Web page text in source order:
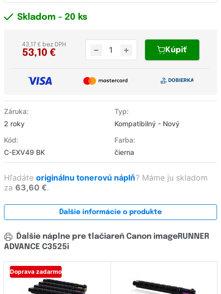
Záruka:
2 roky
Typ:
Kompatibilný - Nový
Kód:
C-EXV49 BK
Farba:
čierna
Skladom - 20 ks
53,10 €
43,17 € bez DPH
Kúpiť
Hľadáte originálnu tonerovú náplň? Máme ju skladom
za 63,60 €.
Ďalšie informácie o produkte
Ďalšie náplne pre tlačiareň Canon imageRUNNER
ADVANCE C3525i
Doprava zadarmo